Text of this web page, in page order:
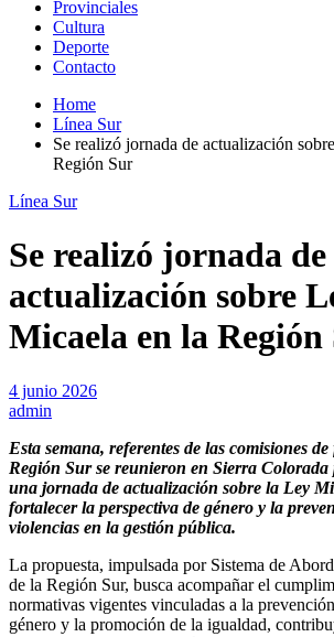
Provinciales
Cultura
Deporte
Contacto
Home
Línea Sur
Se realizó jornada de actualización
Región Sur
Línea Sur
Se realizó jornada de
actualización sobre
Micaela en la Región
4 junio 2026
admin
Esta semana, referentes de las comisiones
Región Sur se reunieron en Sierra
una jornada de actualización sobre la Ley
fortalecer la perspectiva de género y la
violencias en la gestión pública.
La propuesta, impulsada por Sistema de
de la Región Sur, busca acompañar el
normativas vigentes vinculadas a la
género y la promoción de la igualdad,